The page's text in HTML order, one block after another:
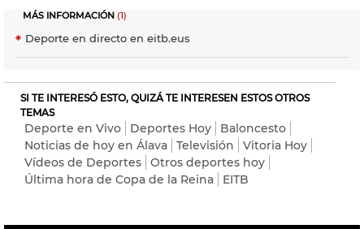
MÁS INFORMACIÓN (1)
Deporte en directo en eitb.eus
SI TE INTERESÓ ESTO, QUIZÁ TE INTERESEN ESTOS OTROS
TEMAS
Deporte en Vivo Deportes Hoy
Baloncesto
Noticias de hoy en Álava
Televisión
Vitoria Hoy
Vídeos de Deportes
Otros deportes hoy
Última hora de Copa de la Reina
EITB